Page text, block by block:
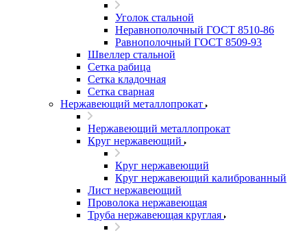
Уголок стальной
Неравнополочный ГОСТ 8510-86
Равнополочный ГОСТ 8509-93
Швеллер стальной
Сетка рабица
Сетка кладочная
Сетка сварная
Нержавеющий металлопрокат
Нержавеющий металлопрокат
Круг нержавеющий
Круг нержавеющий
Круг нержавеющий калиброванный
Лист нержавеющий
Проволока нержавеющая
Труба нержавеющая круглая